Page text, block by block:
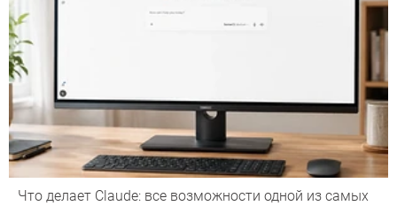
Что делает Сlaude: все возможности одной из самых